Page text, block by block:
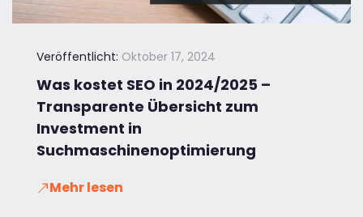
Veröffentlicht: Oktober 17, 2024
Was kostet SEO in 2024/2025 –
Transparente Übersicht zum
Investment in
Suchmaschinenoptimierung
Mehr lesen